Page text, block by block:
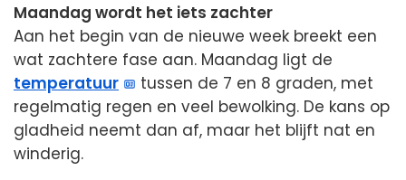
Maandag wordt het iets zachter
Aan het begin van de nieuwe week breekt een
wat zachtere fase aan. Maandag ligt de
temperatuur
tussen de 7 en 8 graden, met
regelmatig regen en veel bewolking. De kans op
gladheid neemt dan af, maar het blijft nat en
winderig.